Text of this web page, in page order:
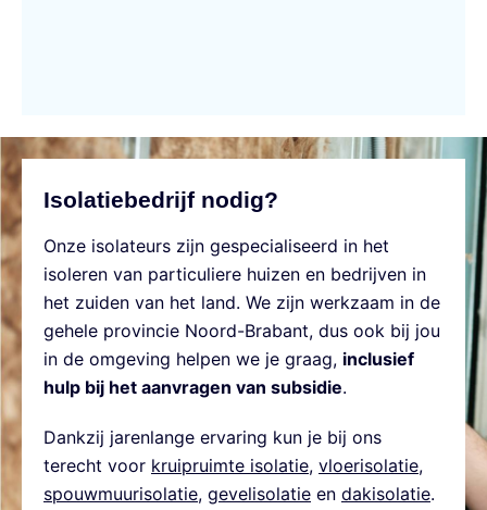
Isolatiebedrijf nodig?
Onze isolateurs zijn gespecialiseerd in het
isoleren van particuliere huizen en bedrijven in
het zuiden van het land. We zijn werkzaam in de
gehele provincie Noord-Brabant, dus ook bij jou
in de omgeving helpen we je graag, inclusief
hulp bij het aanvragen van subsidie.
Dankzij jarenlange ervaring kun je bij ons
terecht voor kruipruimte isolatie, vloerisolatie,
spouwmuurisolatie, gevelisolatie en dakisolatie.